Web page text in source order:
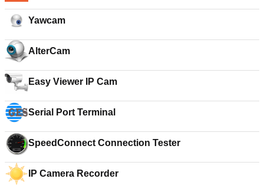
Yawcam
AlterCam
Easy Viewer IP Cam
Serial Port Terminal
SpeedConnect Connection Tester
IP Camera Recorder